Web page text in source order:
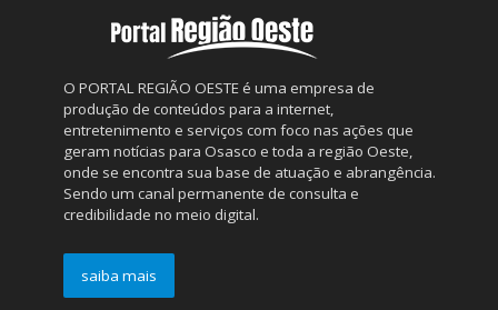
O PORTAL REGIÃO OESTE é uma empresa de
produção de conteúdos para a internet,
entretenimento e serviços com foco nas ações que
geram notícias para Osasco e toda a região Oeste,
onde se encontra sua base de atuação e abrangência.
Sendo um canal permanente de consulta e
credibilidade no meio digital.
saiba mais